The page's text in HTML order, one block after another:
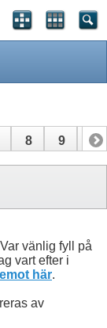
8 9 10
vänlig fyll på
vart efter i
här.
av